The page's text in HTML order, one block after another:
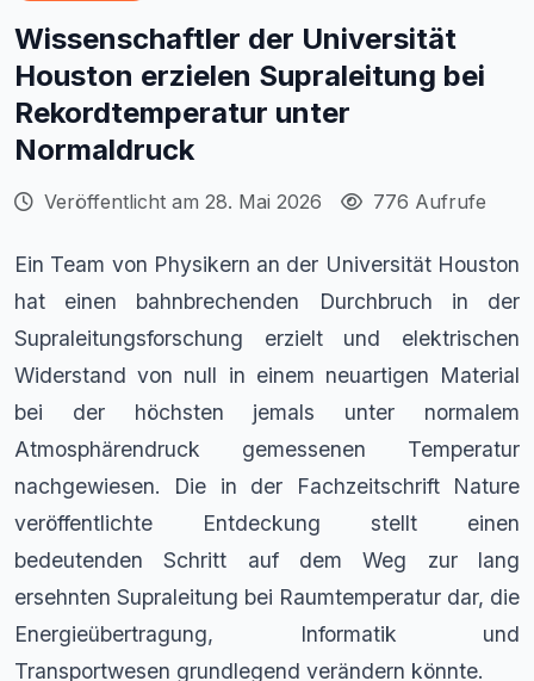
Wissenschaftler der Universität
Houston erzielen Supraleitung bei
Rekordtemperatur unter
Normaldruck
Veröffentlicht am 28. Mai 2026 776 Aufrufe
Ein Team von Physikern an der Universität Houston
hat einen bahnbrechenden Durchbruch in der
Supraleitungsforschung erzielt und elektrischen
Widerstand von null in einem neuartigen Material
bei der höchsten jemals unter normalem
Atmosphärendruck gemessenen Temperatur
nachgewiesen. Die in der Fachzeitschrift Nature
veröffentlichte Entdeckung stellt einen
bedeutenden Schritt auf dem Weg zur lang
ersehnten Supraleitung bei Raumtemperatur dar, die
Energieübertragung, Informatik und
Transportwesen grundlegend verändern könnte.